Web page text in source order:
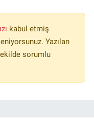
kabul etmiş
Yazılan
sorumlu